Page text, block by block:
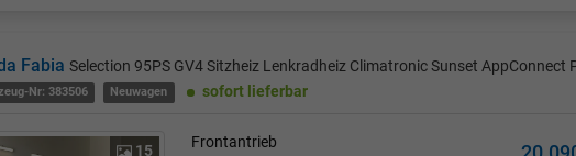
Fabia Selection 95PS GV4 Sitzheiz Lenkradheiz Climatronic Sunset AppConnect
Nr: 383506 Neuwagen sofort lieferbar
15
Frontantrieb